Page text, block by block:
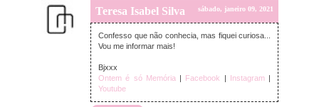
Teresa Isabel Silva sábado, janeiro 09, 2021
Confesso que não conhecia, mas fiquei curiosa...
Vou me informar mais!
Bjxxx
Ontem é só Memória
Facebook Instagram|
Youtube